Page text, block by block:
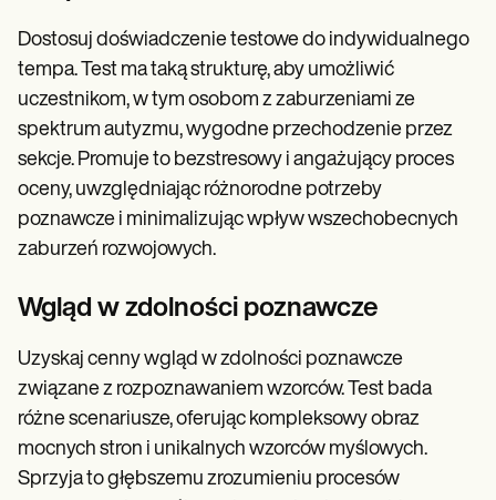
Dostosuj doświadczenie testowe do indywidualnego
tempa. Test ma taką strukturę, aby umożliwić
uczestnikom, w tym osobom z zaburzeniami ze
spektrum autyzmu, wygodne przechodzenie przez
sekcje. Promuje to bezstresowy i angażujący proces
oceny, uwzględniając różnorodne potrzeby
poznawcze i minimalizując wpływ wszechobecnych
zaburzeń rozwojowych.
Wgląd w zdolności poznawcze
Uzyskaj cenny wgląd w zdolności poznawcze
związane z rozpoznawaniem wzorców. Test bada
różne scenariusze, oferując kompleksowy obraz
mocnych stron i unikalnych wzorców myślowych.
Sprzyja to głębszemu zrozumieniu procesów